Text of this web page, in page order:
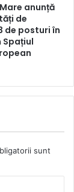
anunță
de
de posturi în
Spațiul
sunt